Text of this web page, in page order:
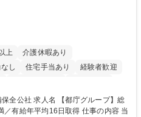
上
介護休暇あり
し 住宅手当あり
経験者歓迎
食事補助あり
グループ】総
均16日取得 仕事の内容 当